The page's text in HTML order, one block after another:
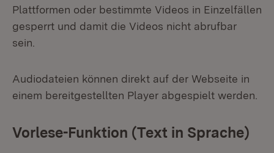
Plattformen oder bestimmte Videos in Einzelfällen
gesperrt und damit die Videos nicht abrufbar
sein.
Audiodateien können direkt auf der Webseite in
einem bereitgestellten Player abgespielt werden.
Vorlese-Funktion (Text in Sprache)